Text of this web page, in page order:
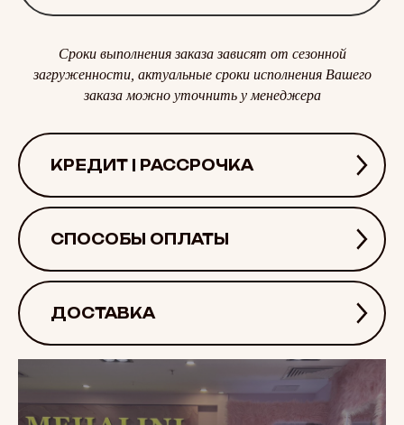
Сроки выполнения заказа зависят от сезонной
загруженности, актуальные сроки исполнения Вашего
заказа можно уточнить у менеджера
КРЕДИТ | РАССРОЧКА
СПОСОБЫ ОПЛАТЫ
ДОСТАВКА